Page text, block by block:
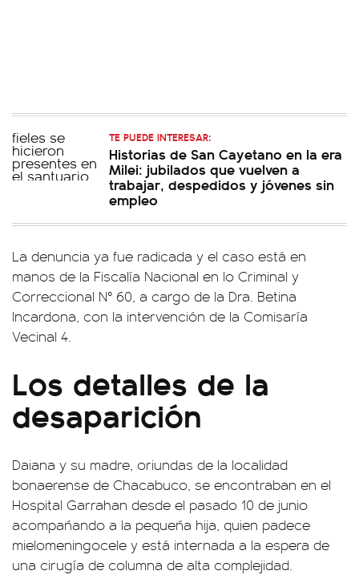
TE PUEDE INTERESAR:
Historias de San Cayetano en la era
Milei: jubilados que vuelven a
trabajar, despedidos y jóvenes sin
empleo
La denuncia ya fue radicada y el caso está en
manos de la Fiscalía Nacional en lo Criminal y
Correccional N° 60, a cargo de la Dra. Betina
Incardona, con la intervención de la Comisaría
Vecinal 4.
Los detalles de la
desaparición
Daiana y su madre, oriundas de la localidad
bonaerense de Chacabuco, se encontraban en el
Hospital Garrahan desde el pasado 10 de junio
acompañando a la pequeña hija, quien padece
mielomeningocele y está internada a la espera de
una cirugía de columna de alta complejidad.